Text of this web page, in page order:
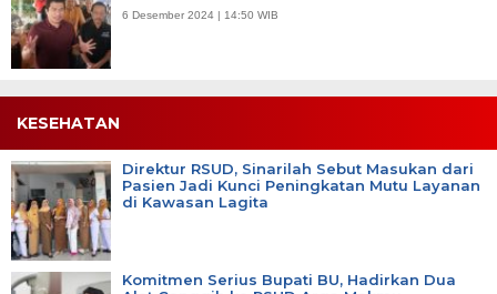
6 Desember 2024 | 14:50 WIB
KESEHATAN
Direktur RSUD, Sinarilah Sebut Masukan dari
Pasien Jadi Kunci Peningkatan Mutu Layanan
di Kawasan Lagita
Komitmen Serius Bupati BU, Hadirkan Dua